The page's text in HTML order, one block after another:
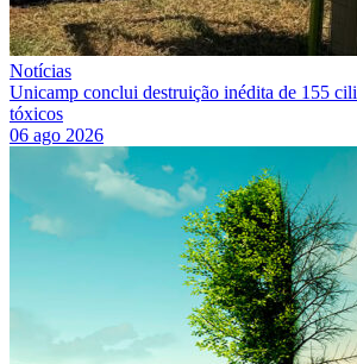
Notícias
Unicamp conclui destruição inédita de 155
tóxicos
06 ago 2026